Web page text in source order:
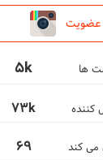
عضویت
ها 5k
کننده 73k
می کند 69